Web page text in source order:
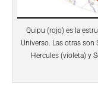
Quipu (rojo) es la
Universo. Las otras son
Hercules (violeta) y